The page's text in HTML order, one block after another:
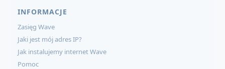
INFORMACJE
Zasięg Wave
Jaki jest mój adres IP?
Jak instalujemy internet Wave
Pomoc